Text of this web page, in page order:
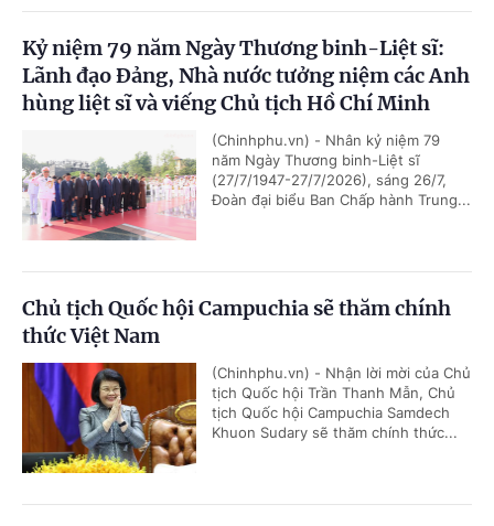
Kỷ niệm 79 năm Ngày Thương binh-Liệt sĩ:
Lãnh đạo Đảng, Nhà nước tưởng niệm các Anh
hùng liệt sĩ và viếng Chủ tịch Hồ Chí Minh
(Chinhphu.vn) - Nhân kỷ niệm 79
năm Ngày Thương binh-Liệt sĩ
(27/7/1947-27/7/2026), sáng 26/7,
Đoàn đại biểu Ban Chấp hành Trung...
Chủ tịch Quốc hội Campuchia sẽ thăm chính
thức Việt Nam
(Chinhphu.vn) - Nhận lời mời của Chủ
tịch Quốc hội Trần Thanh Mẫn, Chủ
tịch Quốc hội Campuchia Samdech
Khuon Sudary sẽ thăm chính thức...